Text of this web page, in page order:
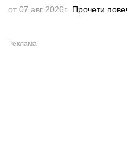
от 07 авг 2026г. Прочети